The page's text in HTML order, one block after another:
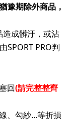
豫期除外商品，
造成髒汙，或沾
SPORT PRO判
回(請完整整齊
、勾紗...等折損